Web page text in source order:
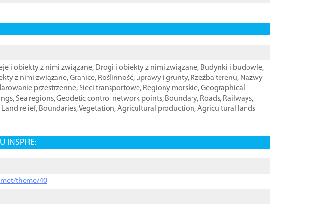
i obiekty z nimi związane, Drogi i obiekty z nimi związane, Budynki i budowle,
z nimi związane,Granice, Roślinność, uprawy i grunty, Rzeźba terenu, Nazwy
przestrzenne, Sieci transportowe, Regiony morskie,Geographical
, Sea regions,Geodetic control network points, Boundary, Roads, Railways,
Land relief, Boundaries,Vegetation,Agricultural production,Agricultural lands
INSPIRE:
theme/40